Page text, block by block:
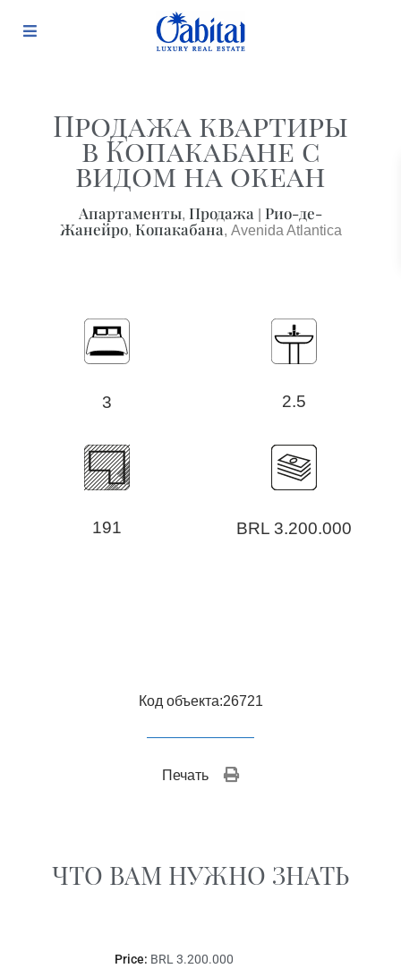
Продажа квартиры
в Копакабане с
видом на океан
Апартаменты, Продажа
Рио-де-
Жанейро, Копакабана, Avenida Atlantica
3 2.5
191 BRL 3.200.000
Код объекта:26721
Печать
ЧТО ВАМ НУЖНО ЗНАТЬ
Price: BRL 3.200.000